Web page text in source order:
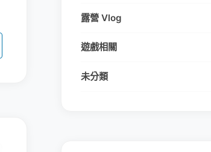
露營 Vlog
遊戲相關
未分類